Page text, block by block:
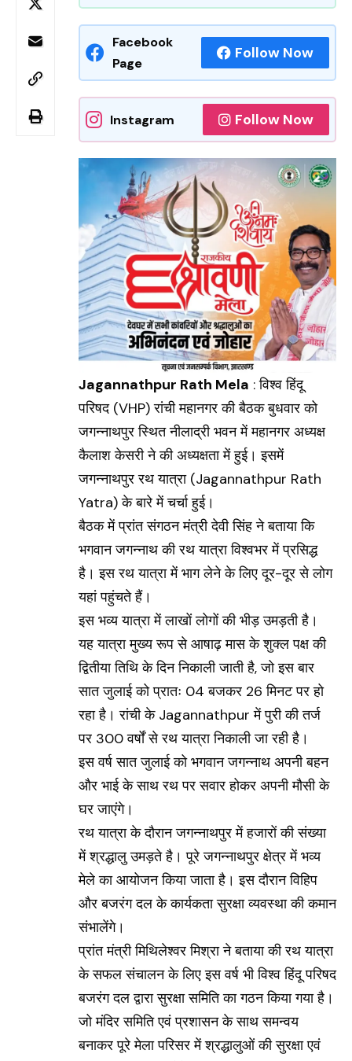
Facebook
Page
Follow Now
Instagram Follow Now
Jagannathpur Rath Mela : विश्व हिंदू
परिषद (VHP) रांची महानगर की बैठक बुधवार को
जगन्नाथपुर स्थित नीलाद्री भवन में महानगर अध्यक्ष
कैलाश केसरी ने की अध्यक्षता में हुई। इसमें
जगन्नाथपुर रथ यात्रा (Jagannathpur Rath
Yatra) के बारे में चर्चा हुई।
बैठक में प्रांत संगठन मंत्री देवी सिंह ने बताया कि
भगवान जगन्नाथ की रथ यात्रा विश्वभर में प्रसिद्ध
है। इस रथ यात्रा में भाग लेने के लिए दूर-दूर से लोग
यहां पहुंचते हैं।
इस भव्य यात्रा में लाखों लोगों की भीड़ उमड़ती है।
यह यात्रा मुख्य रूप से आषाढ़ मास के शुक्ल पक्ष की
द्वितीया तिथि के दिन निकाली जाती है, जो इस बार
सात जुलाई को प्रातः 04 बजकर 26 मिनट पर हो
रहा है। रांची के Jagannathpur में पुरी की तर्ज
पर 300 वर्षों से रथ यात्रा निकाली जा रही है।
इस वर्ष सात जुलाई को भगवान जगन्नाथ अपनी बहन
और भाई के साथ रथ पर सवार होकर अपनी मौसी के
घर जाएंगे।
रथ यात्रा के दौरान जगन्नाथपुर में हजारों की संख्या
में श्रद्धालु उमड़ते है। पूरे जगन्नाथपुर क्षेत्र में भव्य
मेले का आयोजन किया जाता है। इस दौरान विहिप
और बजरंग दल के कार्यकता सुरक्षा व्यवस्था की कमान
संभालेंगे।
प्रांत मंत्री मिथिलेश्वर मिश्रा ने बताया की रथ यात्रा
के सफल संचालन के लिए इस वर्ष भी विश्व हिंदू परिषद
बजरंग दल द्वारा सुरक्षा समिति का गठन किया गया है।
जो मंदिर समिति एवं प्रशासन के साथ समन्वय
बनाकर पूरे मेला परिसर में श्रद्धालुओं की सुरक्षा एवं